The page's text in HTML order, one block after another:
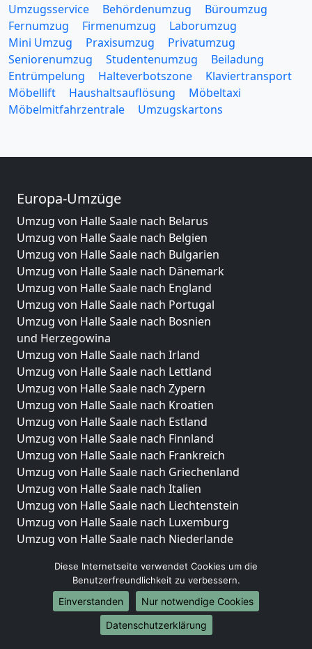
Umzugsservice Behördenumzug
Büroumzug
Fernumzug
Firmenumzug
Laborumzug
Mini Umzug
Praxisumzug
Privatumzug
Seniorenumzug
Studentenumzug
Beiladung
Entrümpelung
Halteverbotszone
Klaviertransport
Möbellift
Haushaltsauflösung
Möbeltaxi
Möbelmitfahrzentrale
Umzugskartons
Europa-Umzüge
Umzug von Halle Saale nach Belarus
Umzug von Halle Saale nach Belgien
Umzug von Halle Saale nach Bulgarien
Umzug von Halle Saale nach Dänemark
Umzug von Halle Saale nach England
Umzug von Halle Saale nach Portugal
Umzug von Halle Saale nach Bosnien
und Herzegowina
Umzug von Halle Saale nach Irland
Umzug von Halle Saale nach Lettland
Umzug von Halle Saale nach Zypern
Umzug von Halle Saale nach Kroatien
Umzug von Halle Saale nach Estland
Umzug von Halle Saale nach Finnland
Umzug von Halle Saale nach Frankreich
Umzug von Halle Saale nach Griechenland
Umzug von Halle Saale nach Italien
Umzug von Halle Saale nach Liechtenstein
Umzug von Halle Saale nach Luxemburg
Umzug von Halle Saale nach Niederlande
Umzüge-Deutschlandweit
Umzug von Halle Saale nach Berlin
Umzug von Halle Saale nach Hamburg
Umzug von Halle Saale nach München
Diese Internetseite verwendet Cookies um die
Benutzerfreundlichkeit zu verbessern.
Einverstanden
Nur notwendige Cookies
Datenschutzerklärung